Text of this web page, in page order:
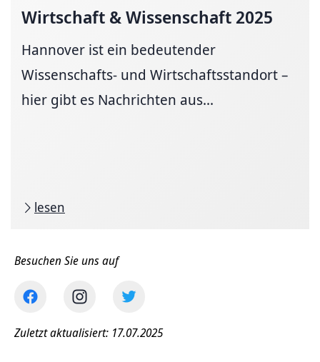
Wirtschaft & Wissenschaft 2025
Hannover ist ein bedeutender
Wissenschafts- und Wirtschaftsstandort –
hier gibt es Nachrichten aus...
lesen
Besuchen Sie uns auf
Zuletzt aktualisiert: 17.07.2025